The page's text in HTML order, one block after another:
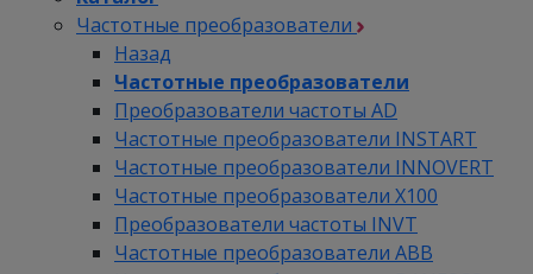
Частотные преобразователи
Назад
Частотные преобразователи
Преобразователи частоты AD
Частотные преобразователи INSTART
Частотные преобразователи INNOVERT
Частотные преобразователи Х100
Преобразователи частоты INVT
Частотные преобразователи ABB